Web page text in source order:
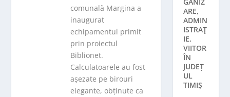
comunală Margina a
inaugurat
echipamentul primit
prin proiectul
Biblionet.
Calculatoarele au fost
așezate pe birouri
elegante, obținute ca
ARE,
ADMIN
ISTRAŢ
IE,
VIITOR
ÎN
JUDEȚ
UL
TIMIȘ